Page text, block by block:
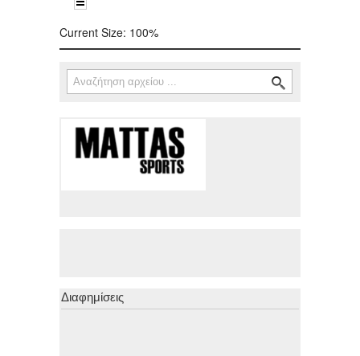
Current Size: 100%
Φόρμα αναζήτησης
Αναζήτηση
Διαφημίσεις